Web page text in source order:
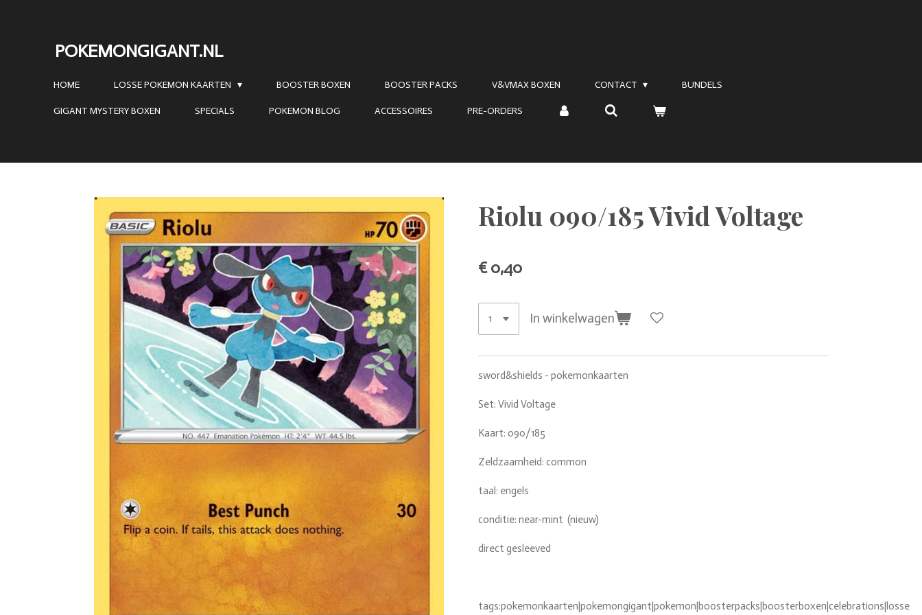
hoofdinhoud
POKEMONGIGANT.NL
HOME LOSSE POKEMON KAARTEN BOOSTER BOXEN BOOSTER PACKS V&VMAX BOXEN CONTACT BUNDELS
GIGANT MYSTERY BOXEN SPECIALS POKEMON BLOG ACCESSOIRES PRE-ORDERS
Riolu 090/185 Vivid Voltage
€ 0,40
In winkelwagen
sword&shields - pokemonkaarten
Set: Vivid Voltage
Kaart: 090/185
Zeldzaamheid: common
taal: engels
conditie: near-mint (nieuw)
direct gesleeved
tags:pokemonkaarten|pokemongigant|pokemon|boosterpacks|boosterboxen|celebrations|losse